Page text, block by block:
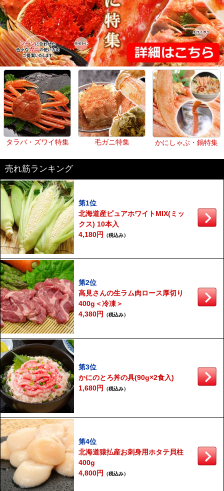
タラバ・ズワイ特集 毛ガニ特集 かにしゃぶ・鍋特集
売れ筋ランキング
第1位
北海道産ピュアホワイトMIX(ミッ
クス) 10本入
4,180円 （税込み）
第2位
高見さんの生ラム肉ロース厚切り
400g＜冷凍＞
4,380円 （税込み）
第3位
かにのとろ丼の具(90g×2食入)
1,680円 （税込み）
第4位
北海道猿払産お刺身用ホタテ貝柱
400g
4,800円 （税込み）